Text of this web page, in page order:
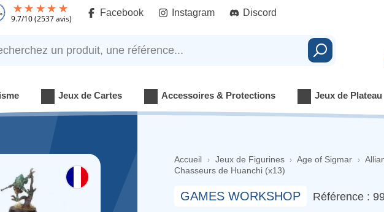
9.7 (2537 avis)
Facebook Instagram Discord
un produit, une référence...
Rechercher
Jeux de Cartes Accessoires & Protections Jeux de Plateau
Accueil Jeux de Figurines Age of Sigmar
Chasseurs de Huanchi (x13)
GAMES WORKSHOP Référence :